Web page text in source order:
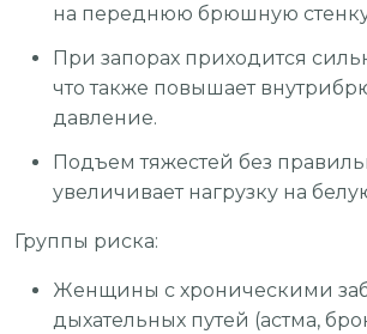
на переднюю брюшную
При запорах приходится
что также повышает
давление.
Подъем тяжестей без
увеличивает нагрузку на
Группы риска:
Женщины с хроническими
дыхательных путей (астма,